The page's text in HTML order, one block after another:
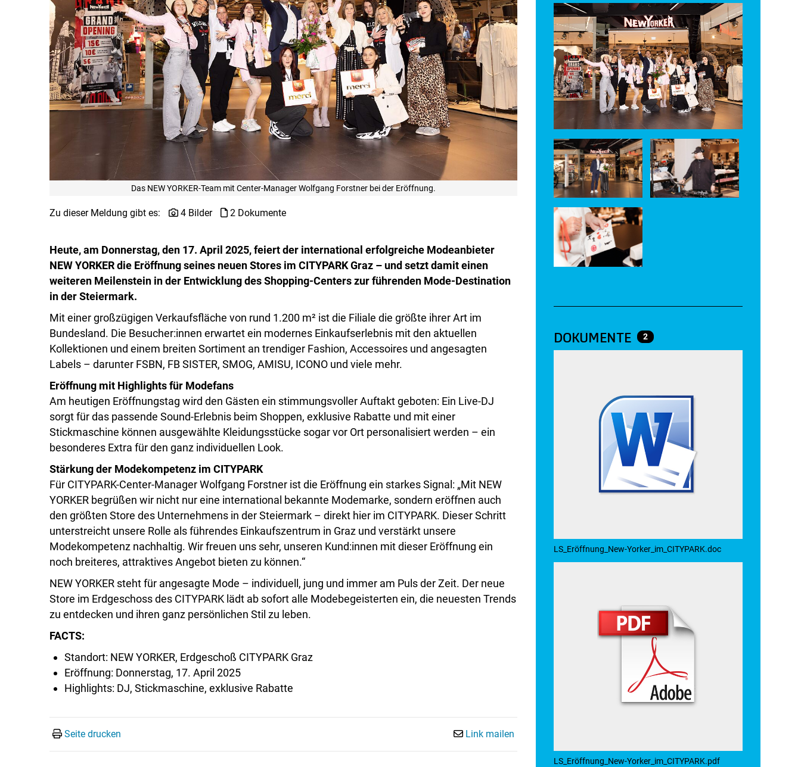
Das NEW YORKER-Team mit Center-Manager Wolfgang Forstner bei der Eröffnung.
Zu dieser Meldung gibt es: 4 Bilder 2 Dokumente
Heute, am Donnerstag, den 17. April 2025, feiert der international erfolgreiche Modeanbieter
NEW YORKER die Eröffnung seines neuen Stores im CITYPARK Graz – und setzt damit einen
weiteren Meilenstein in der Entwicklung des Shopping-Centers zur führenden Mode-Destination
in der Steiermark.
Mit einer großzügigen Verkaufsfläche von rund 1.200 m² ist die Filiale die größte ihrer Art im
Bundesland. Die Besucher:innen erwartet ein modernes Einkaufserlebnis mit den aktuellen
Kollektionen und einem breiten Sortiment an trendiger Fashion, Accessoires und angesagten
Labels – darunter FSBN, FB SISTER, SMOG, AMISU, ICONO und viele mehr.
Eröffnung mit Highlights für Modefans
Am heutigen Eröffnungstag wird den Gästen ein stimmungsvoller Auftakt geboten: Ein Live-DJ
sorgt für das passende Sound-Erlebnis beim Shoppen, exklusive Rabatte und mit einer
Stickmaschine können ausgewählte Kleidungsstücke sogar vor Ort personalisiert werden – ein
besonderes Extra für den ganz individuellen Look.
Stärkung der Modekompetenz im CITYPARK
Für CITYPARK-Center-Manager Wolfgang Forstner ist die Eröffnung ein starkes Signal: „Mit NEW
YORKER begrüßen wir nicht nur eine international bekannte Modemarke, sondern eröffnen auch
den größten Store des Unternehmens in der Steiermark – direkt hier im CITYPARK. Dieser Schritt
unterstreicht unsere Rolle als führendes Einkaufszentrum in Graz und verstärkt unsere
Modekompetenz nachhaltig. Wir freuen uns sehr, unseren Kund:innen mit dieser Eröffnung ein
noch breiteres, attraktives Angebot bieten zu können.“
NEW YORKER steht für angesagte Mode – individuell, jung und immer am Puls der Zeit. Der neue
Store im Erdgeschoss des CITYPARK lädt ab sofort alle Modebegeisterten ein, die neuesten Trends
zu entdecken und ihren ganz persönlichen Stil zu leben.
FACTS:
Standort: NEW YORKER, Erdgeschoß CITYPARK Graz
Eröffnung: Donnerstag, 17. April 2025
Highlights: DJ, Stickmaschine, exklusive Rabatte
Seite drucken Link mailen
DOKUMENTE 2
LS_Eröffnung_New-Yorker_im_CITYPARK.doc
LS_Eröffnung_New-Yorker_im_CITYPARK.pdf